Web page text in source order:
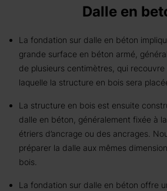
Dalle en
La fondation sur dalle en béton
grande surface en béton armé,
de plusieurs centimètres, qui
laquelle la structure en bois sera
La structure en bois est ensuite
dalle en béton, généralement fixée à
étriers d’ancrage ou des ancrages.
préparer la dalle aux mêmes
bois.
La fondation sur dalle en béton offre